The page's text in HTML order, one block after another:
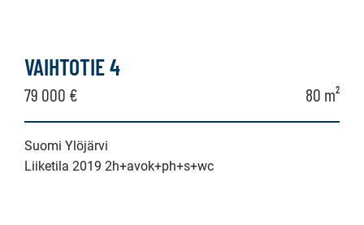
VAIHTOTIE 4
79 000 € 80 m²
Suomi Ylöjärvi
Liiketila 2019 2h+avok+ph+s+wc